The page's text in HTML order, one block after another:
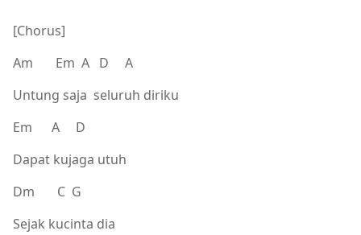
[Chorus]
Am Em A D A
Untung saja seluruh diriku
Em A D
Dapat kujaga utuh
Dm C G
Sejak kucinta dia